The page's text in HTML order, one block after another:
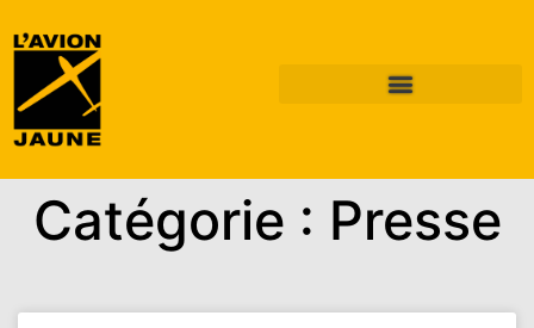
Catégorie : Presse